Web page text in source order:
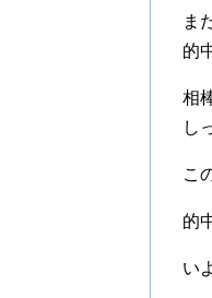
ま
的
相
し
こ
的
い